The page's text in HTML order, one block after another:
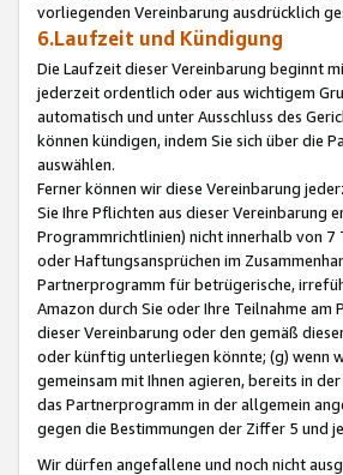
vorliegenden Vereinbarung ausdrücklich
6.Laufzeit und Kündigung
Die Laufzeit dieser Vereinbarung beginnt
jederzeit ordentlich oder aus wichtigem
automatisch und unter Ausschluss des
können kündigen, indem Sie sich über die
auswählen.
Ferner können wir diese Vereinbarung
Sie Ihre Pflichten aus dieser Vereinbarung
Programmrichtlinien) nicht innerhalb von 7
oder Haftungsansprüchen im
Partnerprogramm für betrügerische,
Amazon durch Sie oder Ihre Teilnahme
dieser Vereinbarung oder den gemäß
oder künftig unterliegen könnte; (g) wenn
gemeinsam mit Ihnen agieren, bereits in
das Partnerprogramm in der allgemein
gegen die Bestimmungen der Ziffer 5 und
Wir dürfen angefallene und noch nicht